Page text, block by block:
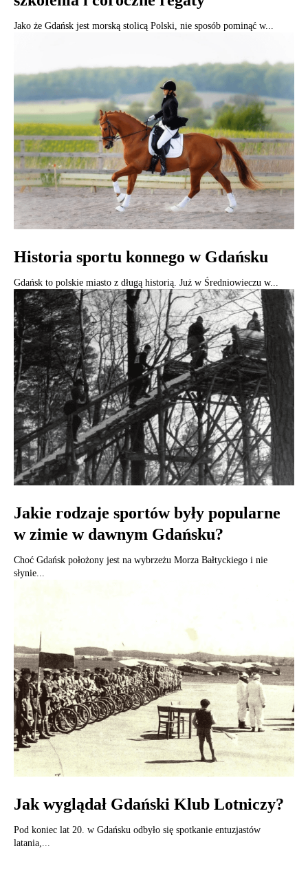
Jako że Gdańsk jest morską stolicą Polski, nie sposób pominąć w...
Historia sportu konnego w Gdańsku
Gdańsk to polskie miasto z długą historią. Już w Średniowieczu w...
Jakie rodzaje sportów były popularne
w zimie w dawnym Gdańsku?
Choć Gdańsk położony jest na wybrzeżu Morza Bałtyckiego i nie
słynie...
Jak wyglądał Gdański Klub Lotniczy?
Pod koniec lat 20. w Gdańsku odbyło się spotkanie entuzjastów
latania,...